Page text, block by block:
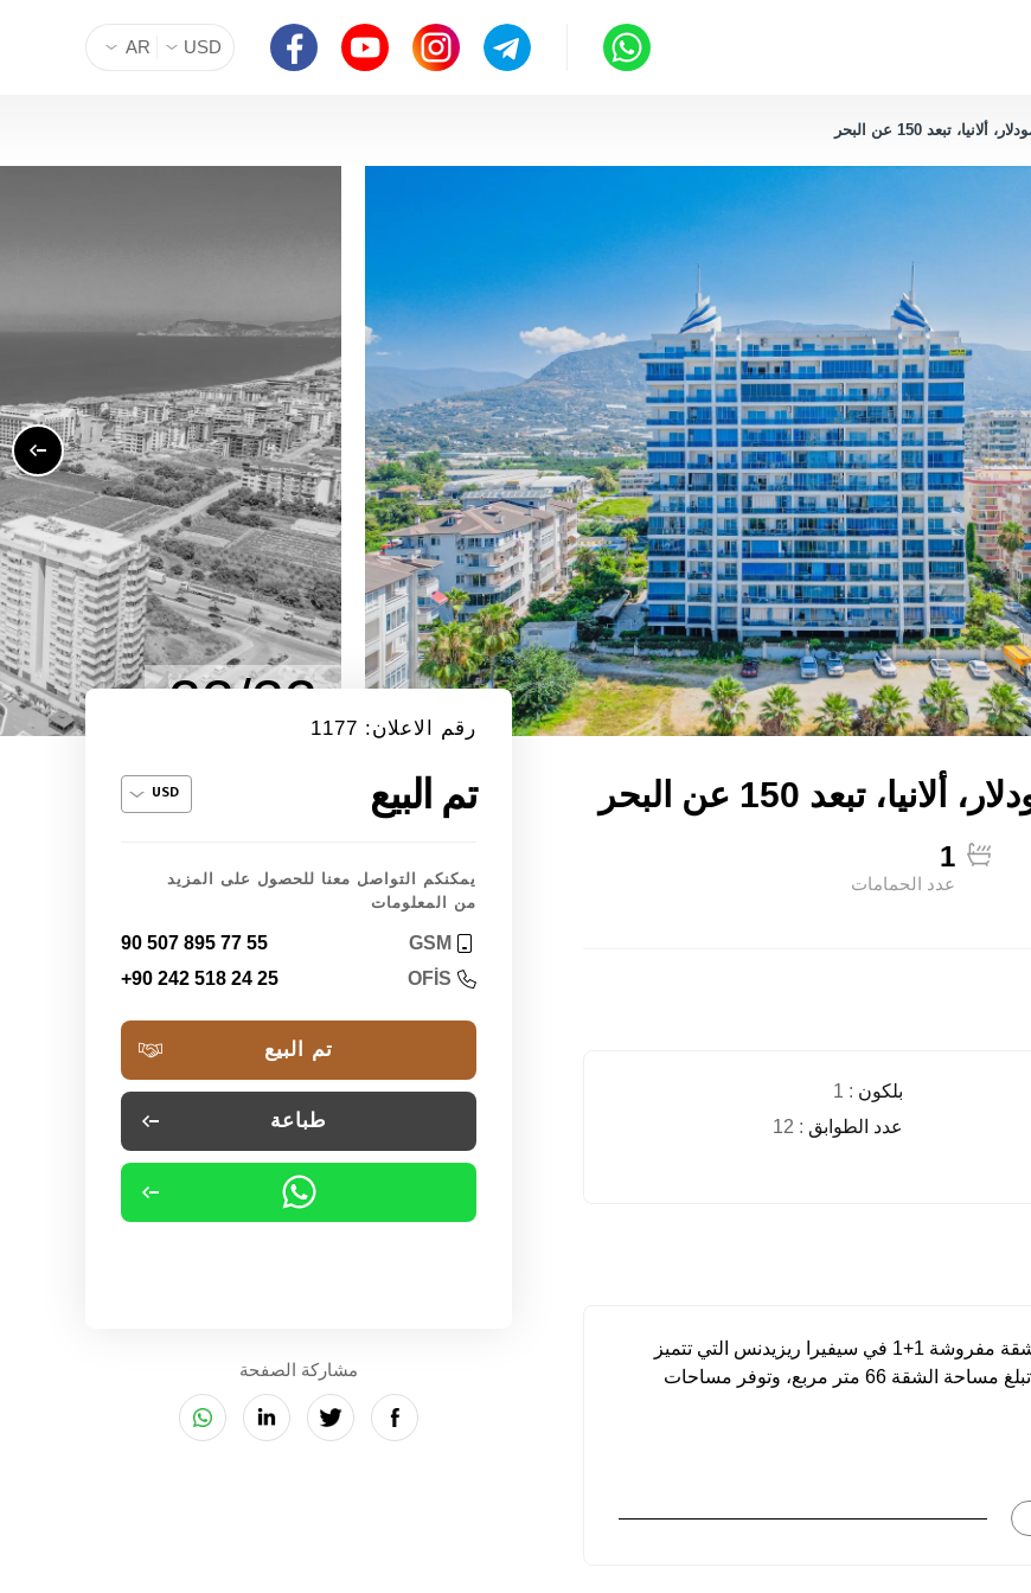
AR USD
22/22 رقم الاعلان: 1177
تم البيع
يمكنكم التواصل معنا للحصول على المزيد
من المعلومات
GSM
90 507 895 77 55
OFİS
+90 242 518 24 25
تم البيع
طباعة
مشاركة الصفحة
1
عدد الحمامات
بلكون : 1
عدد الطوابق : 12
في منطقة محمودلار، ألانيا، إحدى أبرز المناطق، تنتظركم شقة مفروشة 1+1 في سيفيرا ريزيدنس التي تتميز
بهندستها المعمارية الحديثة ومرافقها الاجتماعية المتكاملة. تبلغ مساحة الشقة 66 متر مربع، وتوفر مساحات
200 متر فقط عن مراكز التسوق، مما يسهل عليك تلبية احتياجاتك اليومية بسرعة وسهولة. كما تبعد 30 كم عن